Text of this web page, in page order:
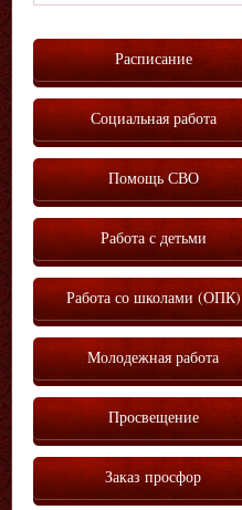
Расписание
Социальная работа
Помощь СВО
Работа с детьми
Работа со школами (ОПК)
Молодежная работа
Просвещение
Заказ просфор